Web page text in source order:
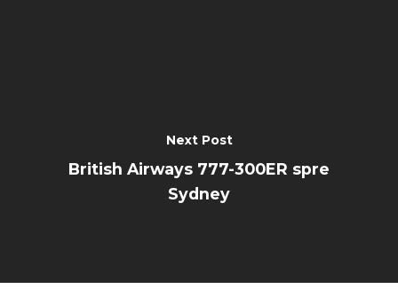
Next Post
British Airways 777-300ER spre
Sydney